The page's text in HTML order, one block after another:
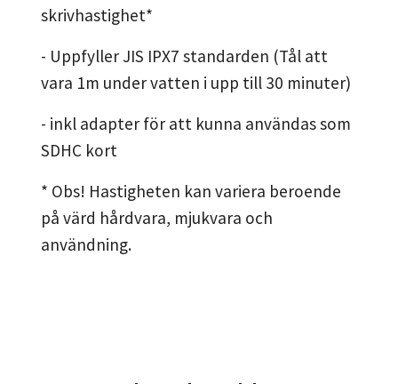
skrivhastighet*
- Uppfyller JIS IPX7 standarden (Tål att
vara 1m under vatten i upp till 30 minuter)
- inkl adapter för att kunna användas som
SDHC kort
* Obs! Hastigheten kan variera beroende
på värd hårdvara, mjukvara och
användning.